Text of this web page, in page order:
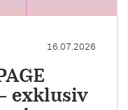
16.07.2026
exklusiv